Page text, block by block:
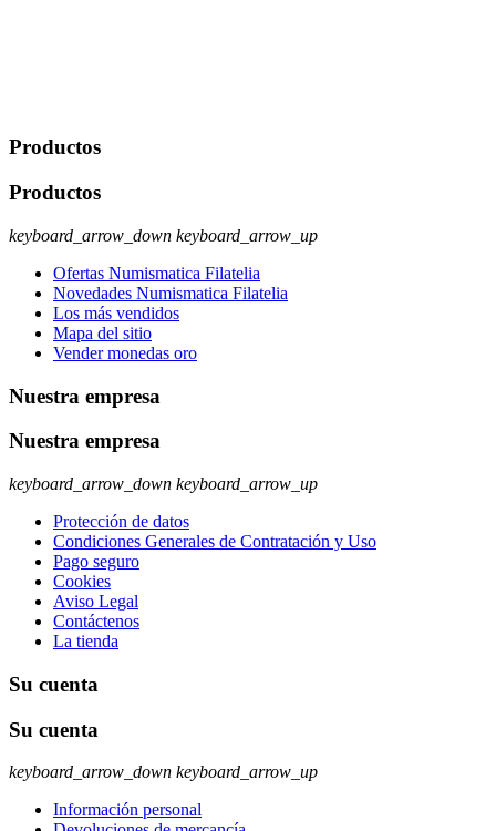
Productos
Productos
keyboard_arrow_down keyboard_arrow_up
Ofertas Numismatica Filatelia
Novedades Numismatica Filatelia
Los más vendidos
Mapa del sitio
Vender monedas oro
Nuestra empresa
Nuestra empresa
keyboard_arrow_down keyboard_arrow_up
Protección de datos
Condiciones Generales de Contratación y Uso
Pago seguro
Cookies
Aviso Legal
Contáctenos
La tienda
Su cuenta
Su cuenta
keyboard_arrow_down keyboard_arrow_up
Información personal